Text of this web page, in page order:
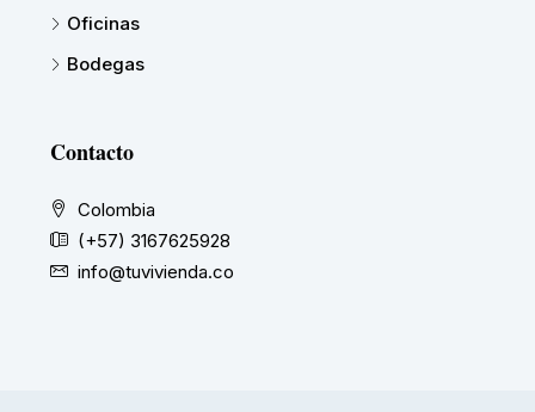
Oficinas
Bodegas
Contacto
Colombia
(+57) 3167625928
info@tuvivienda.co